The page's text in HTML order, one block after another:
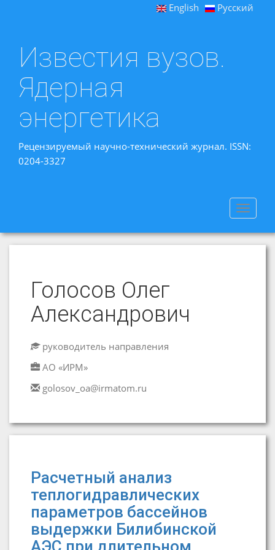
English Русский
Известия вузов.
Ядерная
энергетика
Рецензируемый научно-технический журнал. ISSN:
0204-3327
Toggle
Голосов Олег
Александрович
руководитель направления
АО «ИРМ»
golosov_oa@irmatom.ru
Расчетный анализ
теплогидравлических
параметров бассейнов
выдержки Билибинской
АЭС при длительном